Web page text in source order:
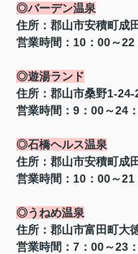
◎バーデン温泉
住所：郡山市安積町成
営業時間：10：00～22
◎遊湯ランド
住所：郡山市桑野1-24-
営業時間：9：00～24
◎石橋ヘルス温泉
住所：郡山市安積町成
営業時間：10：00～21
◎うねめ温泉
住所：郡山市富田町大
営業時間：7：00～23